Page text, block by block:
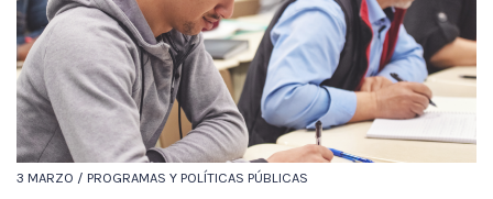
3 MARZO / PROGRAMAS Y POLÍTICAS PÚBLICAS